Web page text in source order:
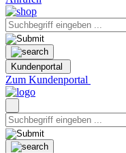
Kundenportal
Zum Kundenportal